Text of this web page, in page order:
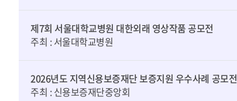
제7회 서울대학교병원 대한외래 영상작품 공모전
주최 : 서울대학교병원
2026년도 지역신용보증재단 보증지원 우수사례 공모전
주최 : 신용보증재단중앙회